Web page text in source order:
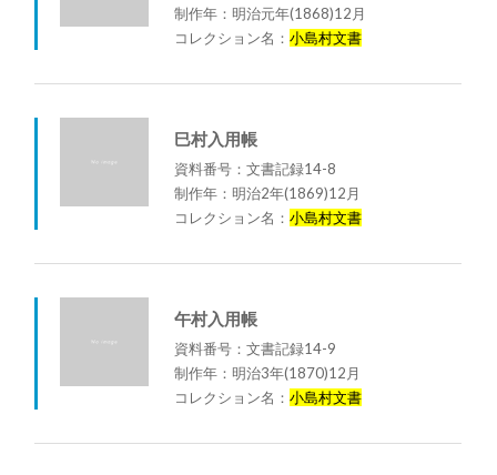
制作年：明治元年(1868)12月
コレクション名：小島村文書
巳村入用帳
資料番号：文書記録14-8
制作年：明治2年(1869)12月
コレクション名：小島村文書
午村入用帳
資料番号：文書記録14-9
制作年：明治3年(1870)12月
コレクション名：小島村文書